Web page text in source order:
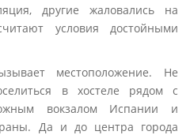
другие жаловались на
условия достойными
местоположение. Не
в хостеле рядом с
вокзалом Испании и
Да и до центра города